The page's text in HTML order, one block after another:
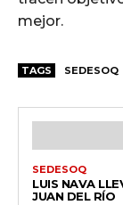
mejor.
TAGS SEDESOQ
SEDESOQ
LUIS NAVA
JUAN DEL RÍO